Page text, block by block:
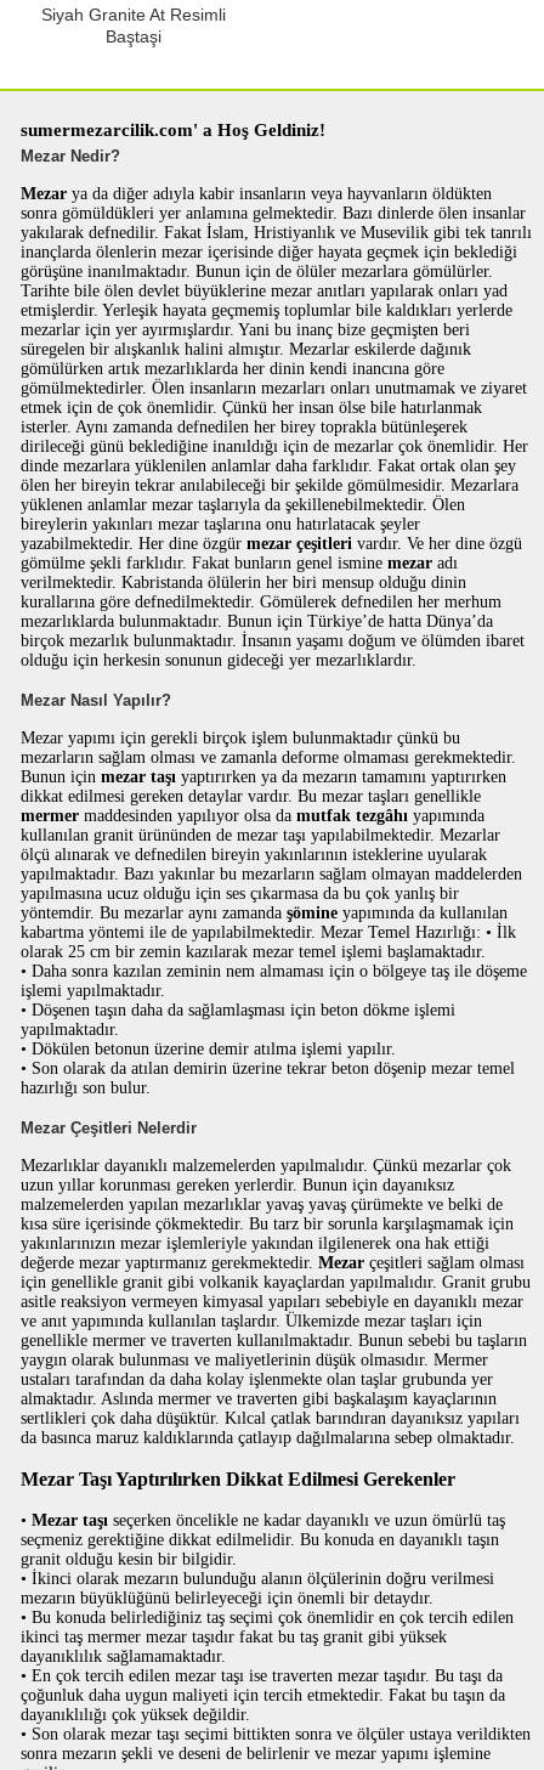
Siyah Granite At Resimli
Baştaşi
sumermezarcilik.com' a Hoş Geldiniz!
Mezar Nedir?
Mezar ya da diğer adıyla kabir insanların veya hayvanların öldükten
sonra gömüldükleri yer anlamına gelmektedir. Bazı dinlerde ölen insanlar
yakılarak defnedilir. Fakat İslam, Hristiyanlık ve Musevilik gibi tek tanrılı
inançlarda ölenlerin mezar içerisinde diğer hayata geçmek için beklediği
görüşüne inanılmaktadır. Bunun için de ölüler mezarlara gömülürler.
Tarihte bile ölen devlet büyüklerine mezar anıtları yapılarak onları yad
etmişlerdir. Yerleşik hayata geçmemiş toplumlar bile kaldıkları yerlerde
mezarlar için yer ayırmışlardır. Yani bu inanç bize geçmişten beri
süregelen bir alışkanlık halini almıştır. Mezarlar eskilerde dağınık
gömülürken artık mezarlıklarda her dinin kendi inancına göre
gömülmektedirler. Ölen insanların mezarları onları unutmamak ve ziyaret
etmek için de çok önemlidir. Çünkü her insan ölse bile hatırlanmak
isterler. Aynı zamanda defnedilen her birey toprakla bütünleşerek
dirileceği günü beklediğine inanıldığı için de mezarlar çok önemlidir. Her
dinde mezarlara yüklenilen anlamlar daha farklıdır. Fakat ortak olan şey
ölen her bireyin tekrar anılabileceği bir şekilde gömülmesidir. Mezarlara
yüklenen anlamlar mezar taşlarıyla da şekillenebilmektedir. Ölen
bireylerin yakınları mezar taşlarına onu hatırlatacak şeyler
yazabilmektedir. Her dine özgürmezar çeşitleri vardır. Ve her dine özgü
gömülme şekli farklıdır. Fakat bunların genel isminemezar adı
verilmektedir. Kabristanda ölülerin her biri mensup olduğu dinin
kurallarına göre defnedilmektedir. Gömülerek defnedilen her merhum
mezarlıklarda bulunmaktadır. Bunun için Türkiye’de hatta Dünya’da
birçok mezarlık bulunmaktadır. İnsanın yaşamı doğum ve ölümden ibaret
olduğu için herkesin sonunun gideceği yer mezarlıklardır.
Mezar Nasıl Yapılır?
Mezar yapımı için gerekli birçok işlem bulunmaktadır çünkü bu
mezarların sağlam olması ve zamanla deforme olmaması gerekmektedir.
Bunun içinmezar taşı yaptırırken ya da mezarın tamamını yaptırırken
dikkat edilmesi gereken detaylar vardır. Bu mezar taşları genellikle
mermer maddesinden yapılıyor olsa damutfak tezgâhı yapımında
kullanılan granit ürününden de mezar taşı yapılabilmektedir. Mezarlar
ölçü alınarak ve defnedilen bireyin yakınlarının isteklerine uyularak
yapılmaktadır. Bazı yakınlar bu mezarların sağlam olmayan maddelerden
yapılmasına ucuz olduğu için ses çıkarmasa da bu çok yanlış bir
yöntemdir. Bu mezarlar aynı zamandaşömine yapımında da kullanılan
kabartma yöntemi ile de yapılabilmektedir. Mezar Temel Hazırlığı: • İlk
olarak 25 cm bir zemin kazılarak mezar temel işlemi başlamaktadır.
• Daha sonra kazılan zeminin nem almaması için o bölgeye taş ile döşeme
işlemi yapılmaktadır.
• Döşenen taşın daha da sağlamlaşması için beton dökme işlemi
yapılmaktadır.
• Dökülen betonun üzerine demir atılma işlemi yapılır.
• Son olarak da atılan demirin üzerine tekrar beton döşenip mezar temel
hazırlığı son bulur.
Mezar Çeşitleri Nelerdir
Mezarlıklar dayanıklı malzemelerden yapılmalıdır. Çünkü mezarlar çok
uzun yıllar korunması gereken yerlerdir. Bunun için dayanıksız
malzemelerden yapılan mezarlıklar yavaş yavaş çürümekte ve belki de
kısa süre içerisinde çökmektedir. Bu tarz bir sorunla karşılaşmamak için
yakınlarınızın mezar işlemleriyle yakından ilgilenerek ona hak ettiği
değerde mezar yaptırmanız gerekmektedir.Mezar çeşitleri sağlam olması
için genellikle granit gibi volkanik kayaçlardan yapılmalıdır. Granit grubu
asitle reaksiyon vermeyen kimyasal yapıları sebebiyle en dayanıklı mezar
ve anıt yapımında kullanılan taşlardır. Ülkemizde mezar taşları için
genellikle mermer ve traverten kullanılmaktadır. Bunun sebebi bu taşların
yaygın olarak bulunması ve maliyetlerinin düşük olmasıdır. Mermer
ustaları tarafından da daha kolay işlenmekte olan taşlar grubunda yer
almaktadır. Aslında mermer ve traverten gibi başkalaşım kayaçlarının
sertlikleri çok daha düşüktür. Kılcal çatlak barındıran dayanıksız yapıları
da basınca maruz kaldıklarında çatlayıp dağılmalarına sebep olmaktadır.
Mezar Taşı Yaptırılırken Dikkat Edilmesi Gerekenler
•Mezar taşı seçerken öncelikle ne kadar dayanıklı ve uzun ömürlü taş
seçmeniz gerektiğine dikkat edilmelidir. Bu konuda en dayanıklı taşın
granit olduğu kesin bir bilgidir.
• İkinci olarak mezarın bulunduğu alanın ölçülerinin doğru verilmesi
mezarın büyüklüğünü belirleyeceği için önemli bir detaydır.
• Bu konuda belirlediğiniz taş seçimi çok önemlidir en çok tercih edilen
ikinci taş mermer mezar taşıdır fakat bu taş granit gibi yüksek
dayanıklılık sağlamamaktadır.
• En çok tercih edilen mezar taşı ise traverten mezar taşıdır. Bu taşı da
çoğunluk daha uygun maliyeti için tercih etmektedir. Fakat bu taşın da
dayanıklılığı çok yüksek değildir.
• Son olarak mezar taşı seçimi bittikten sonra ve ölçüler ustaya verildikten
sonra mezarın şekli ve deseni de belirlenir ve mezar yapımı işlemine